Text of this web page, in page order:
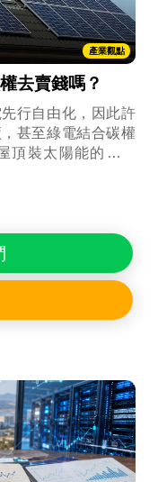
產業觀點
去賣錢嗎？
行自由化，因此許
甚至綠電結合碳權
頂裝太陽能的你好